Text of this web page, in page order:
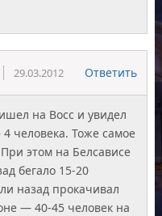
29.03.2012 Ответить
на Восс и увидел
человека. Тоже самое
этом на Белсависе
бегало 15-20
назад прокачивал
— 40-45 человек на